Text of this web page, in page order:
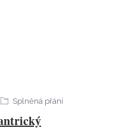
Splněná přání